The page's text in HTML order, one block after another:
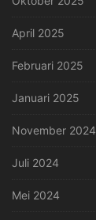
April 2025
Februari 2025
Januari 2025
November 2024
Juli 2024
Mei 2024